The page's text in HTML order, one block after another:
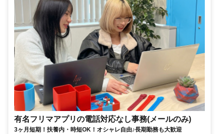
有名フリマアプリの電話対応なし事務(メールのみ)
3ヶ月短期！扶養内・時短OK！オシャレ自由♪長期勤務も大歓迎